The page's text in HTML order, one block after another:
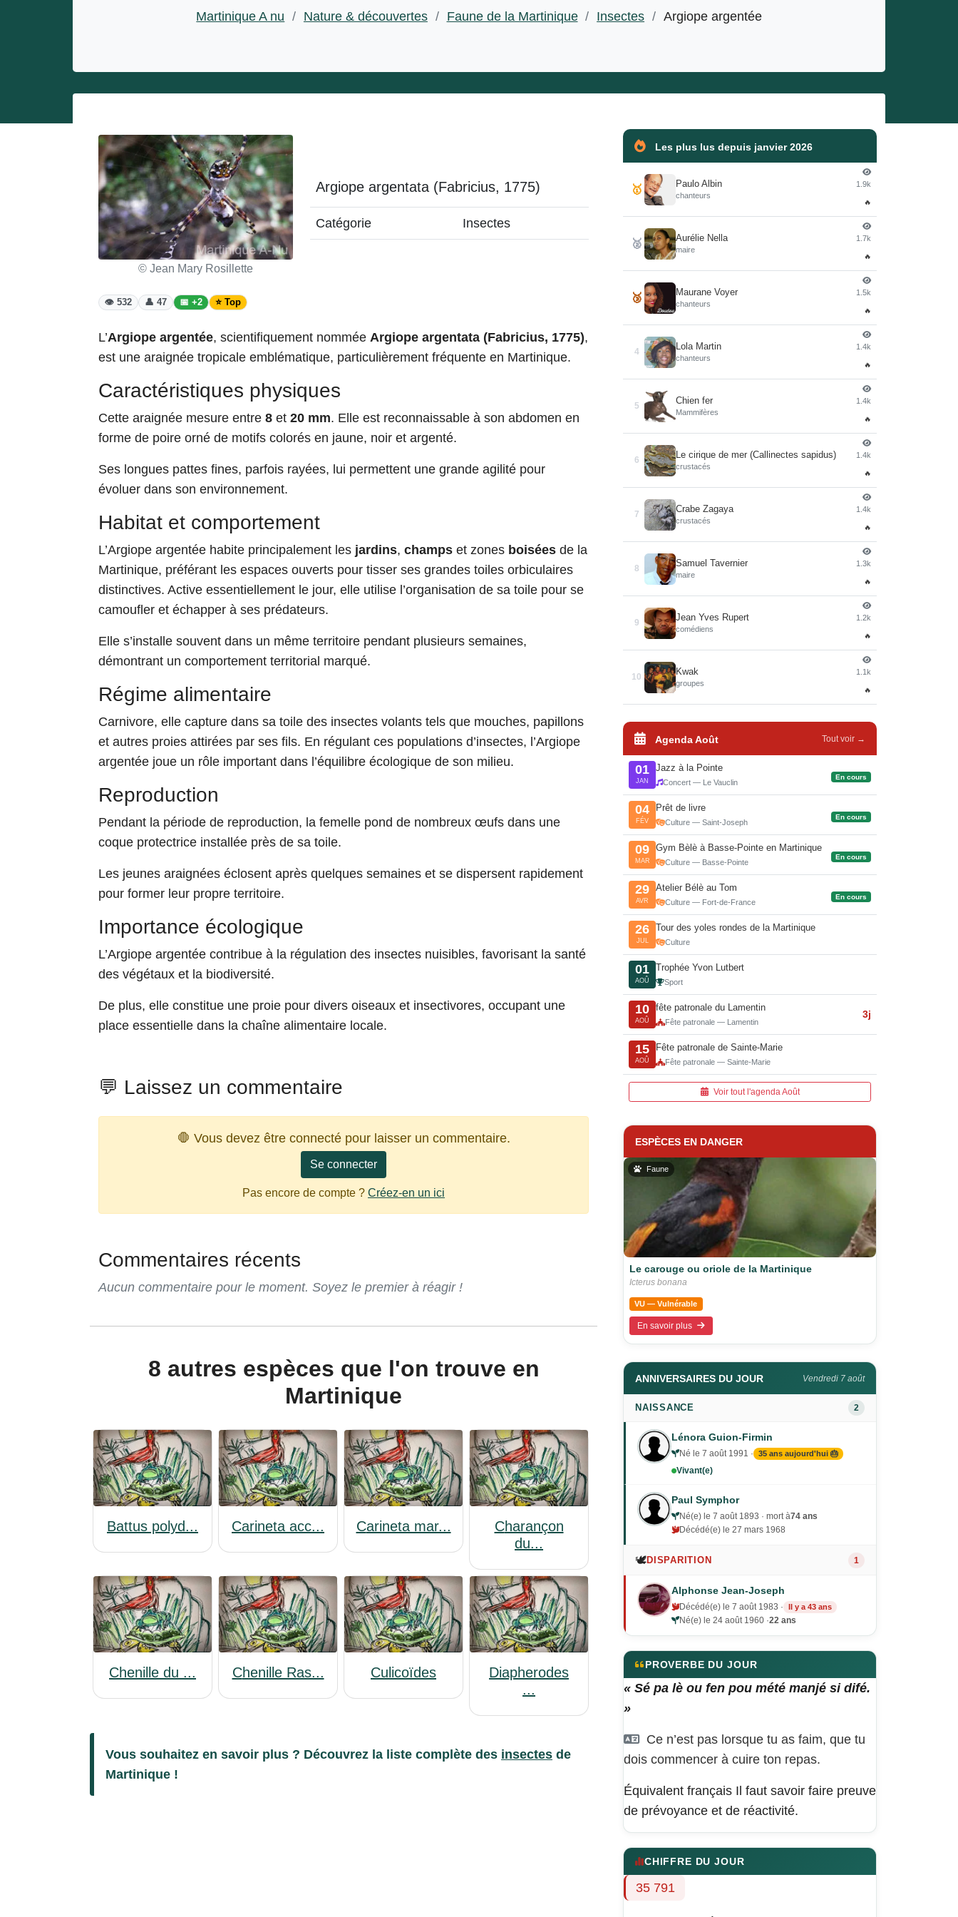
EntrepreneursMartinique A nu / Nature & découvertes / Faune de la Martinique / Insectes / Argiope argentée
© Jean Mary Rosillette
Argiope argentata (Fabricius, 1775)
Catégorie Insectes
👁️ 532 👤 47 📅 +2 ⭐ Top
L’Argiope argentée, scientifiquement nommée Argiope argentata (Fabricius, 1775),
est une araignée tropicale emblématique, particulièrement fréquente en Martinique.
Caractéristiques physiques
Cette araignée mesure entre 8 et 20 mm. Elle est reconnaissable à son abdomen en
forme de poire orné de motifs colorés en jaune, noir et argenté.
Ses longues pattes fines, parfois rayées, lui permettent une grande agilité pour
évoluer dans son environnement.
Habitat et comportement
L’Argiope argentée habite principalement les jardins, champs et zones boisées de la
Martinique, préférant les espaces ouverts pour tisser ses grandes toiles orbiculaires
distinctives. Active essentiellement le jour, elle utilise l’organisation de sa toile pour se
camoufler et échapper à ses prédateurs.
Elle s’installe souvent dans un même territoire pendant plusieurs semaines,
démontrant un comportement territorial marqué.
Régime alimentaire
Carnivore, elle capture dans sa toile des insectes volants tels que mouches, papillons
et autres proies attirées par ses fils. En régulant ces populations d’insectes, l’Argiope
argentée joue un rôle important dans l’équilibre écologique de son milieu.
Reproduction
Pendant la période de reproduction, la femelle pond de nombreux œufs dans une
coque protectrice installée près de sa toile.
Les jeunes araignées éclosent après quelques semaines et se dispersent rapidement
pour former leur propre territoire.
Importance écologique
L’Argiope argentée contribue à la régulation des insectes nuisibles, favorisant la santé
des végétaux et la biodiversité.
De plus, elle constitue une proie pour divers oiseaux et insectivores, occupant une
place essentielle dans la chaîne alimentaire locale.
💬 Laissez un commentaire
🛑 Vous devez être connecté pour laisser un commentaire.
Se connecter
Pas encore de compte ? Créez-en un ici
Commentaires récents
Aucun commentaire pour le moment. Soyez le premier à réagir !
8 autres espèces que l'on trouve en
Martinique
Battus polyd... Carineta acc... Carineta mar...
Charançon
du...
Chenille du ... Chenille Ras... Culicoïdes
Diapherodes
...
Vous souhaitez en savoir plus ? Découvrez la liste complète des insectes de
Martinique !
Les plus lus depuis janvier 2026
🥇 Paulo Albin
chanteurs
1.9k
🔥
🥈 Aurélie Nella
maire
1.7k
🔥
🥉 Maurane Voyer
chanteurs
1.5k
🔥
4
Lola Martin
chanteurs
1.4k
🔥
5
Chien fer
Mammifères
1.4k
🔥
6
Le cirique de mer (Callinectes sapidus)
crustacés
1.4k
🔥
7
Crabe Zagaya
crustacés
1.4k
🔥
8
Samuel Tavernier
maire
1.3k
🔥
9
Jean Yves Rupert
comédiens
1.2k
🔥
10
Kwak
groupes
1.1k
🔥
Agenda Août Tout voir →
01
JAN
Jazz à la Pointe
Concert — Le Vauclin
En cours
04
FÉV
Prêt de livre
Culture — Saint-Joseph
En cours
09
MAR
Gym Bèlè à Basse-Pointe en Martinique
Culture — Basse-Pointe
En cours
29
AVR
Atelier Bélè au Tom
Culture — Fort-de-France
En cours
26
JUL
Tour des yoles rondes de la Martinique
Culture
01
AOÛ
Trophée Yvon Lutbert
Sport
10
AOÛ
fête patronale du Lamentin
Fête patronale — Lamentin
3j
15
AOÛ
Fête patronale de Sainte-Marie
Fête patronale — Sainte-Marie
Voir tout l'agenda Août
ESPÈCES EN DANGER
Faune
Le carouge ou oriole de la Martinique
Icterus bonana
VU — Vulnérable
En savoir plus
ANNIVERSAIRES DU JOUR Vendredi 7 août
NAISSANCE 2
Lénora Guion-Firmin
Né le 7 août 1991 · 35 ans aujourd'hui 🎂
Vivant(e)
Paul Symphor
Né(e) le 7 août 1893 · mort à74 ans
Décédé(e) le 27 mars 1968
🕊️DISPARITION 1
Alphonse Jean-Joseph
Décédé(e) le 7 août 1983 · Il y a 43 ans
Né(e) le 24 août 1960 ·22 ans
PROVERBE DU JOUR
« Sé pa lè ou fen pou mété manjé si difé.
»
Ce n’est pas lorsque tu as faim, que tu
dois commencer à cuire ton repas.
Équivalent français Il faut savoir faire preuve
de prévoyance et de réactivité.
CHIFFRE DU JOUR
35 791